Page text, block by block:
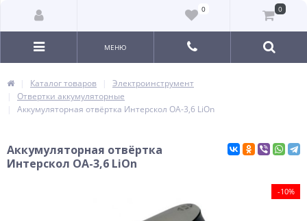
0 0
МЕНЮ
Каталог товаров
Электроинструмент
Отвертки аккумуляторные
Аккумуляторная отвёртка Интерскол ОА-3,6 LiOn
Аккумуляторная отвёртка
Интерскол ОА-3,6 LiOn
-10%